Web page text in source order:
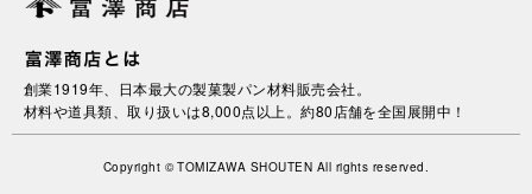
創業1919年、日本最大の製菓製パン材料販売会社。
材料や道具類、取り扱いは8,000点以上。約80店舗を全国展開中！
Copyright © TOMIZAWA SHOUTEN All rights reserved.